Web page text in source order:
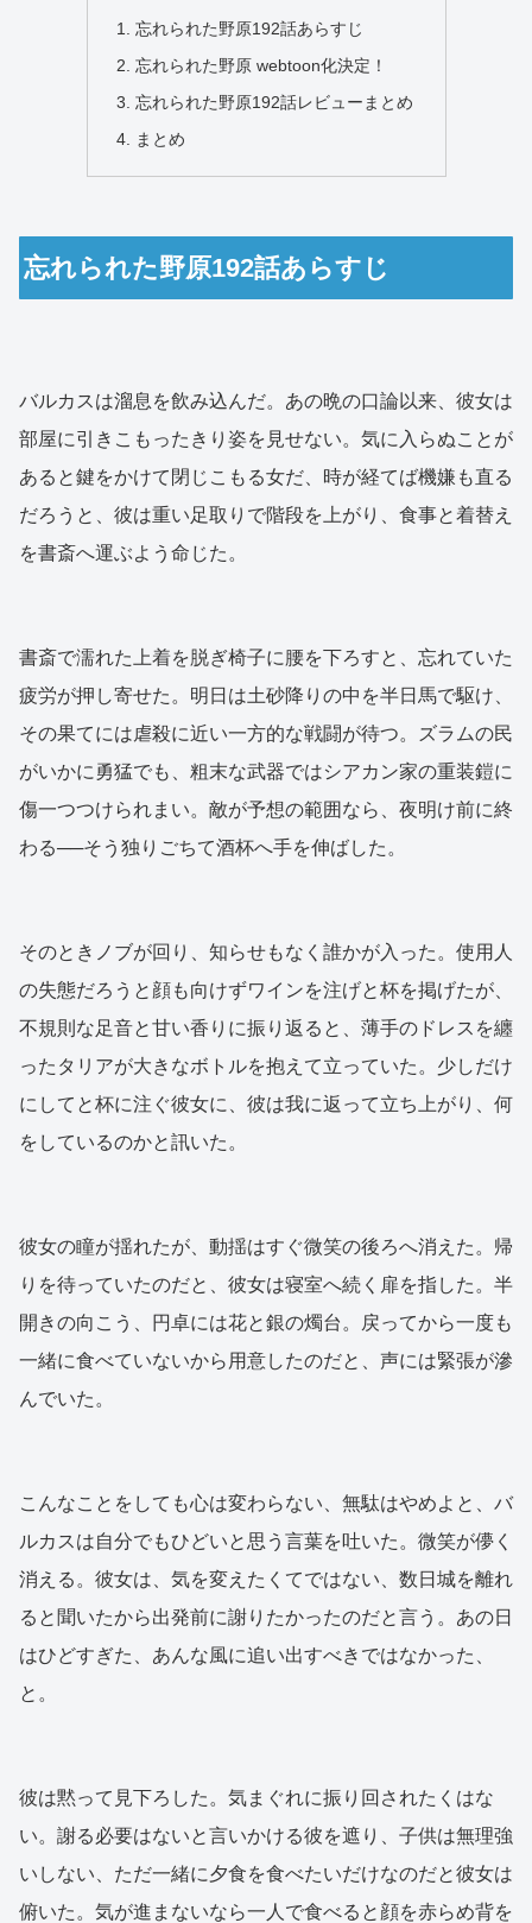
忘れられた野原192話あらすじ
忘れられた野原 webtoon化決定！
忘れられた野原192話レビューまとめ
まとめ
忘れられた野原192話あらすじ
バルカスは溜息を飲み込んだ。あの晩の口論以来、彼女は
部屋に引きこもったきり姿を見せない。気に入らぬことが
あると鍵をかけて閉じこもる女だ、時が経てば機嫌も直る
だろうと、彼は重い足取りで階段を上がり、食事と着替え
を書斎へ運ぶよう命じた。
書斎で濡れた上着を脱ぎ椅子に腰を下ろすと、忘れていた
疲労が押し寄せた。明日は土砂降りの中を半日馬で駆け、
その果てには虐殺に近い一方的な戦闘が待つ。ズラムの民
がいかに勇猛でも、粗末な武器ではシアカン家の重装鎧に
傷一つつけられまい。敵が予想の範囲なら、夜明け前に終
わる──そう独りごちて酒杯へ手を伸ばした。
そのときノブが回り、知らせもなく誰かが入った。使用人
の失態だろうと顔も向けずワインを注げと杯を掲げたが、
不規則な足音と甘い香りに振り返ると、薄手のドレスを纏
ったタリアが大きなボトルを抱えて立っていた。少しだけ
にしてと杯に注ぐ彼女に、彼は我に返って立ち上がり、何
をしているのかと訊いた。
彼女の瞳が揺れたが、動揺はすぐ微笑の後ろへ消えた。帰
りを待っていたのだと、彼女は寝室へ続く扉を指した。半
開きの向こう、円卓には花と銀の燭台。戻ってから一度も
一緒に食べていないから用意したのだと、声には緊張が滲
んでいた。
こんなことをしても心は変わらない、無駄はやめよと、バ
ルカスは自分でもひどいと思う言葉を吐いた。微笑が儚く
消える。彼女は、気を変えたくてではない、数日城を離れ
ると聞いたから出発前に謝りたかったのだと言う。あの日
はひどすぎた、あんな風に追い出すべきではなかった、
と。
彼は黙って見下ろした。気まぐれに振り回されたくはな
い。謝る必要はないと言いかける彼を遮り、子供は無理強
いしない、ただ一緒に夕食を食べたいだけなのだと彼女は
俯いた。気が進まないなら一人で食べると顔を赤らめ背を